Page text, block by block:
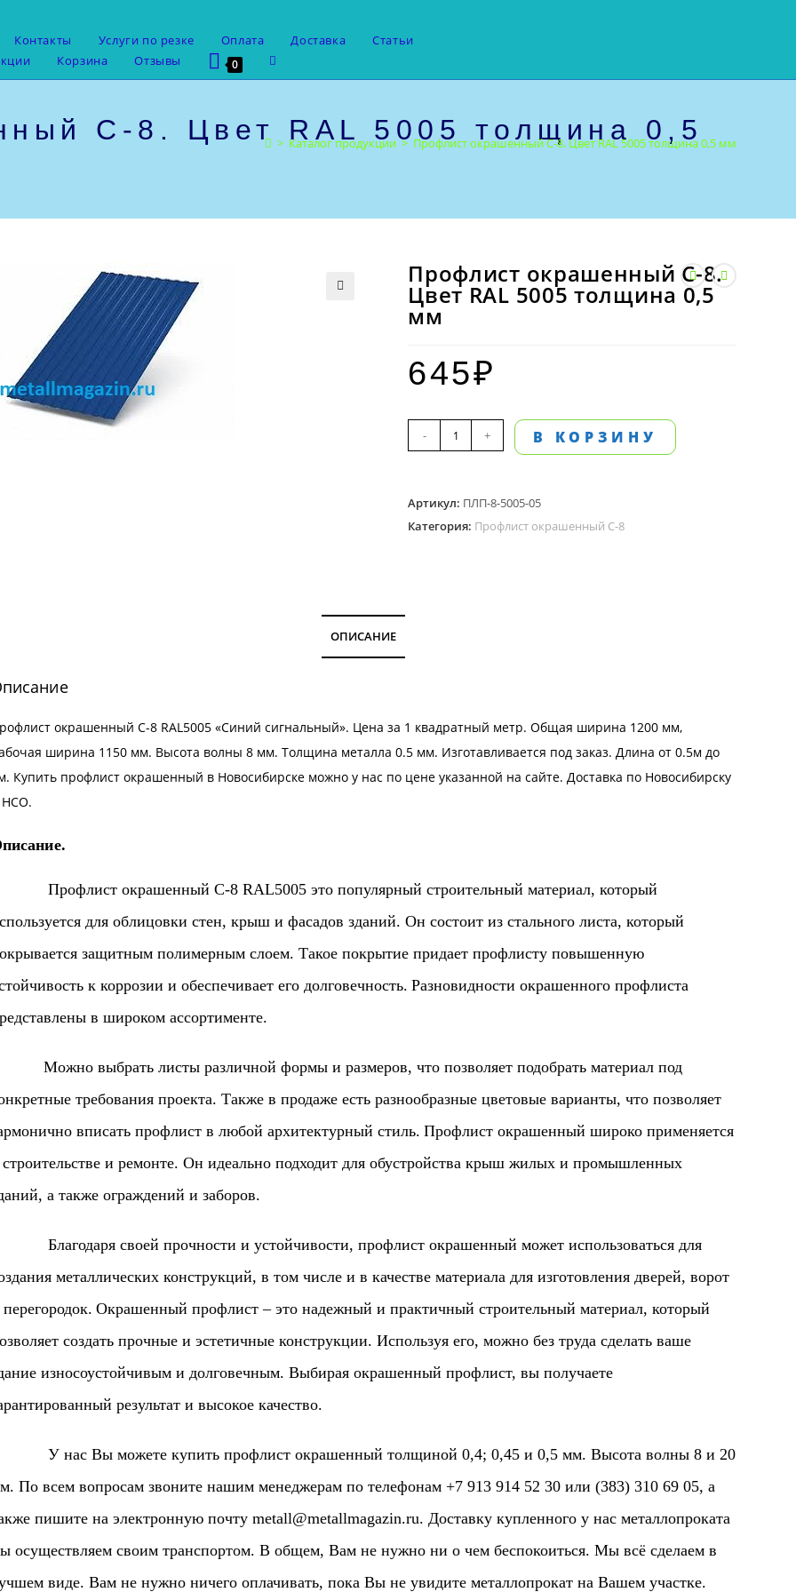
Контакты Услуги по резке Оплата Доставка
Статьи
Корзина Отзывы 0
Переключить
поиск
веб-
сайту
С-8. Цвет RAL 5005 толщина 0,5
> Каталог продукции > Профлист окрашенный С-8. Цвет RAL 5005 толщина 0,5 мм
Профлист окрашенный С-8.
Цвет RAL 5005 толщина 0,5
мм
645₽
Количество
товара
окрашенный
С-8.
- + В КОРЗИНУ
Артикул: ПЛП-8-5005-05
Категория: Профлист окрашенный С-8
ОПИСАНИЕ
окрашенный С-8 RAL5005 «Синий сигнальный». Цена за 1 квадратный метр. Общая ширина 1200 мм,
ширина 1150 мм. Высота волны 8 мм. Толщина металла 0.5 мм. Изготавливается под заказ. Длина от 0.5м до
Купить профлист окрашенный в Новосибирске можно у нас по цене указанной на сайте. Доставка по Новосибирску
НСО.
окрашенный С-8 RAL5005 это популярный строительный материал, который
для облицовки стен, крыш и фасадов зданий. Он состоит из стального листа, который
защитным полимерным слоем. Такое покрытие придает профлисту повышенную
к коррозии и обеспечивает его долговечность. Разновидности окрашенного профлиста
в широком ассортименте.
выбрать листы различной формы и размеров, что позволяет подобрать материал под
требования проекта. Также в продаже есть разнообразные цветовые варианты, что позволяет
вписать профлист в любой архитектурный стиль. Профлист окрашенный широко применяется
и ремонте. Он идеально подходит для обустройства крыш жилых и промышленных
а также ограждений и заборов.
своей прочности и устойчивости, профлист окрашенный может использоваться для
металлических конструкций, в том числе и в качестве материала для изготовления дверей, ворот
Окрашенный профлист – это надежный и практичный строительный материал, который
создать прочные и эстетичные конструкции. Используя его, можно без труда сделать ваше
износоустойчивым и долговечным. Выбирая окрашенный профлист, вы получаете
результат и высокое качество.
нас Вы можете купить профлист окрашенный толщиной 0,4; 0,45 и 0,5 мм. Высота волны 8 и 20
По всем вопросам звоните нашим менеджерам по телефонам +7 913 914 52 30 или (383) 310 69 05, а
пишите на электронную почту metall@metallmagazin.ru. Доставку купленного у нас металлопроката
осуществляем своим транспортом. В общем, Вам не нужно ни о чем беспокоиться. Мы всё сделаем в
виде. Вам не нужно ничего оплачивать, пока Вы не увидите металлопрокат на Вашем участке.